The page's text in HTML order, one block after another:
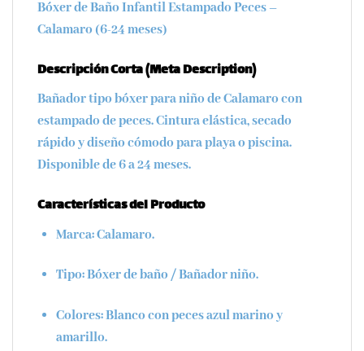
Bóxer de Baño Infantil Estampado Peces –
Calamaro (6-24 meses)
Descripción Corta (Meta Description)
Bañador tipo bóxer para niño de Calamaro con
estampado de peces. Cintura elástica, secado
rápido y diseño cómodo para playa o piscina.
Disponible de 6 a 24 meses.
Características del Producto
Marca:Calamaro.
Tipo:Bóxer de baño / Bañador niño.
Colores:Blanco con peces azul marino y
amarillo.